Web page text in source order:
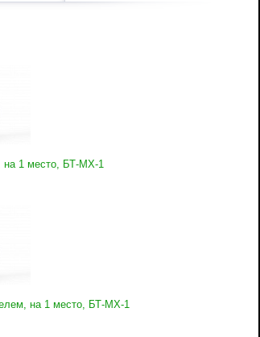
на 1 место, БТ-МХ-1
на 1 место, БТ-МХ-1